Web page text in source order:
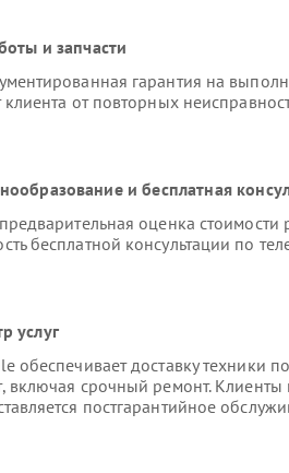
и запчасти
гарантия на
от повторных
и бесплатная
оценка стоимости
бесплатной консультации по
услуг
обеспечивает доставку техники
включая срочный ремонт. Клиенты
постгарантийное